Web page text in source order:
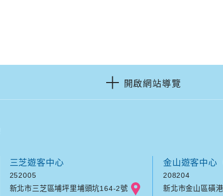
開啟網站導覽
三芝遊客中心
252005
新北市三芝區埔坪里埔頭坑164-2號
金山遊客中心
208204
新北市金山區磺